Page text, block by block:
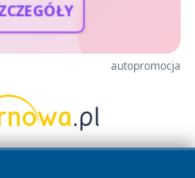
autopromocja